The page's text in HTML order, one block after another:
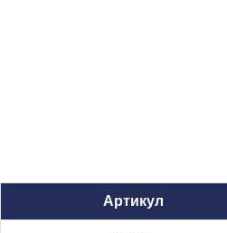
Артикул